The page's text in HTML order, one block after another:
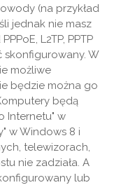
(na przykład
jednak nie masz
L2TP, PPTP
skonfigurowany. W
możliwe
będzie można go
będą
Internetu" w
w Windows 8 i
telewizorach,
nie zadziała. A
lub